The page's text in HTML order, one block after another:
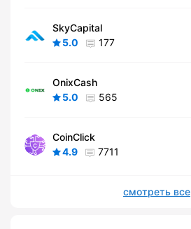
SkyCapital
5.0
177
OnixCash
5.0
565
CoinClick
4.9
7711
смотреть все